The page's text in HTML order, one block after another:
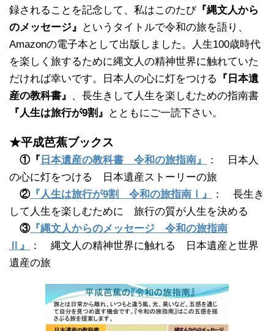
録されることを記念して、私はこのたび 『縄文人から
のメッセージ』
というタイトルで令和の旅を語り、
Amazonの電子本として出版しました。人生100歳時代
を楽しく旅するために縄文人の精神世界に触れていた
だければ幸いです。日本人の心に灯をつける
『日本遺
産の教科書』 、長生きして人生を楽しむための指南書
『人生は旅行が9割』
とともにご一読下さい。
★平成芭蕉ブックス
①『 日本遺産の教科書 令和の旅指南』
： 日本人
の心に灯をつける 日本遺産ストーリーの旅
②『人生は旅行が9割 令和の旅指南Ⅰ』
： 長生き
して人生を楽しむために 旅行の質が人生を決める
③『縄文人からのメッセージ 令和の旅指南
Ⅱ』
： 縄文人の精神世界に触れる 日本遺産と世界
遺産の旅